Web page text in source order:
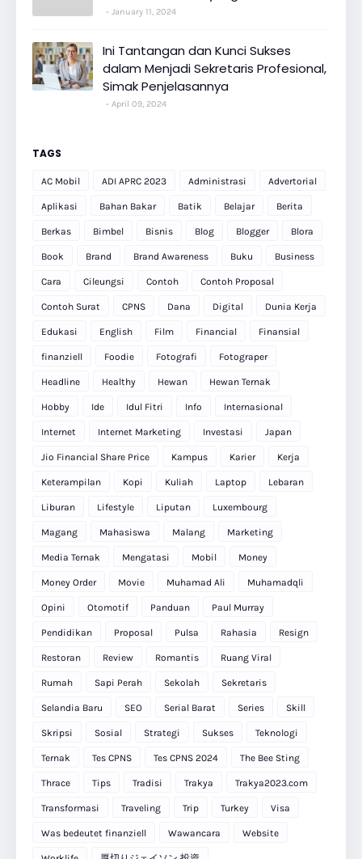
January 11, 2024
Ini Tantangan dan Kunci Sukses
dalam Menjadi Sekretaris Profesional,
Simak Penjelasannya
April 09, 2024
TAGS
AC Mobil ADI APRC 2023 Administrasi Advertorial
Aplikasi Bahan Bakar Batik Belajar Berita
Berkas Bimbel Bisnis Blog Blogger Blora
Book Brand Brand Awareness Buku Business
Cara Cileungsi Contoh Contoh Proposal
Contoh Surat CPNS Dana Digital Dunia Kerja
Edukasi English Film Financial Finansial
finanziell Foodie Fotografi Fotograper
Headline Healthy Hewan Hewan Ternak
Hobby Ide Idul Fitri Info Internasional
Internet Internet Marketing Investasi Japan
Jio Financial Share Price Kampus Karier Kerja
Keterampilan Kopi Kuliah Laptop Lebaran
Liburan Lifestyle Liputan Luxembourg
Magang Mahasiswa Malang Marketing
Media Ternak Mengatasi Mobil Money
Money Order Movie Muhamad Ali Muhamadqli
Opini Otomotif Panduan Paul Murray
Pendidikan Proposal Pulsa Rahasia Resign
Restoran Review Romantis Ruang Viral
Rumah Sapi Perah Sekolah Sekretaris
Selandia Baru SEO Serial Barat Series Skill
Skripsi Sosial Strategi Sukses Teknologi
Ternak Tes CPNS Tes CPNS 2024 The Bee Sting
Thrace Tips Tradisi Trakya Trakya2023.com
Transformasi Traveling Trip Turkey Visa
Was bedeutet finanziell Wawancara Website